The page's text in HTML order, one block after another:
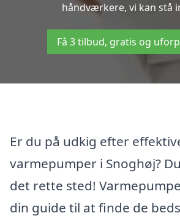
håndværkere, vi kan stå
Få 3 tilbud, gratis og
Er du på udkig efter
varmepumper i Snoghøj?
det rette sted!
din guide til at finde de